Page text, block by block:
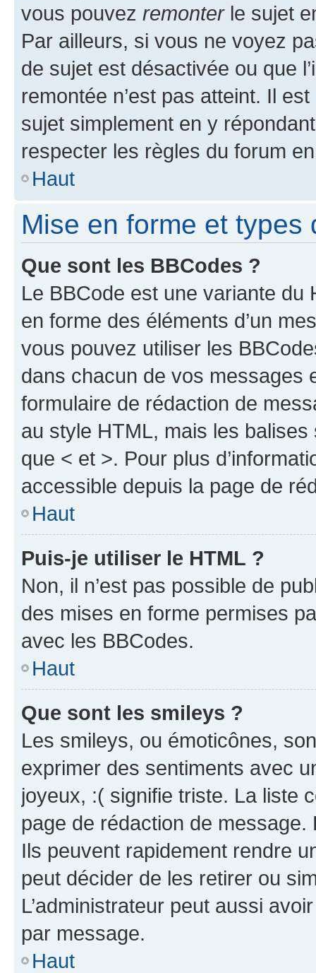
vous pouvez remonterle sujet
Par ailleurs, si vous ne voyez
de sujet est désactivée ou que
remontée n’est pas atteint. Il
sujet simplement en y
respecter les règles du forum
Haut
Mise en forme et types
Que sont les BBCodes ?
Le BBCode est une variante du
en forme des éléments d’un
vous pouvez utiliser les
dans chacun de vos messages
formulaire de rédaction de
au style HTML, mais les
que < et >. Pour plus
accessible depuis la page de
Haut
Puis-je utiliser le HTML ?
Non, il n’est pas possible de
des mises en forme permises
avec les BBCodes.
Haut
Que sont les smileys ?
Les smileys, ou émoticônes,
exprimer des sentiments avec
joyeux, :( signifie triste. La liste
page de rédaction de
Ils peuvent rapidement rendre
peut décider de les retirer ou
L’administrateur peut aussi
par message.
Haut